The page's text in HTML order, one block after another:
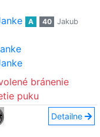
A 40
Jakub
bránenie
puku
Detailne